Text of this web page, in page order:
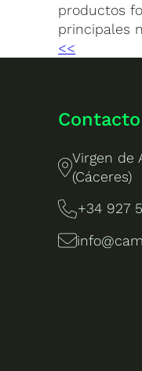
productos
principales
<<
Contacto
Virgen de
(Cáceres)
+34 927